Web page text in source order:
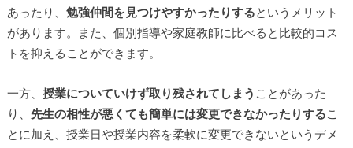
あったり、 勉強仲間を見つけやすかったりする というメリット
があります。また、個別指導や家庭教師に比べると比較的コス
トを抑えることができます。
一方、 授業についていけず取り残されてしまう ことがあった
り、 先生の相性が悪くても簡単には変更できなかったりする こ
とに加え、授業日や授業内容を柔軟に変更できないというデメ